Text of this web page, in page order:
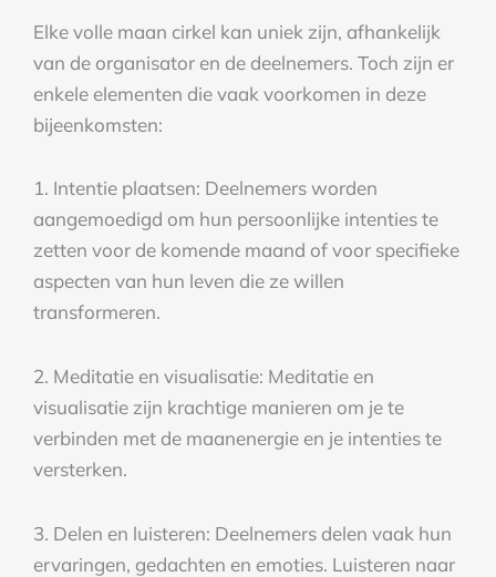
Elke volle maan cirkel kan uniek zijn, afhankelijk
van de organisator en de deelnemers. Toch zijn er
enkele elementen die vaak voorkomen in deze
bijeenkomsten:
1. Intentie plaatsen: Deelnemers worden
aangemoedigd om hun persoonlijke intenties te
zetten voor de komende maand of voor specifieke
aspecten van hun leven die ze willen
transformeren.
2. Meditatie en visualisatie: Meditatie en
visualisatie zijn krachtige manieren om je te
verbinden met de maanenergie en je intenties te
versterken.
3. Delen en luisteren: Deelnemers delen vaak hun
ervaringen, gedachten en emoties. Luisteren naar